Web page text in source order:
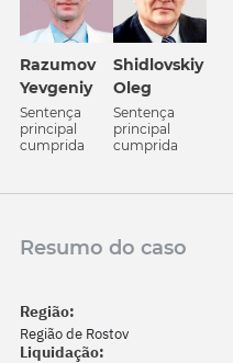
Razumov
Yevgeniy
Sentença
principal
cumprida
Shidlovskiy
Oleg
Sentença
principal
cumprida
Resumo do caso
Região:
Região de Rostov
Liquidação: